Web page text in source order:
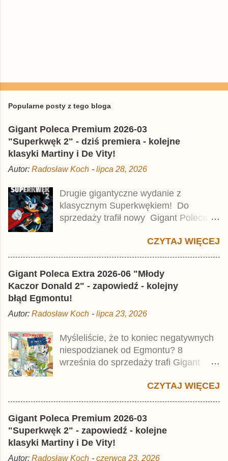
e
i
j
o
m
e
t
a
r
z
Popularne posty z tego bloga
Gigant Poleca Premium 2026-03
"Superkwęk 2" - dziś premiera - kolejne
klasyki Martiny i De Vity!
Autor: Radosław Koch - lipca 28, 2026
Drugie gigantyczne wydanie z
klasycznym Superkwękiem! Do
sprzedaży trafił nowy Gigant Poleca
Jest to kolejny 624-stronicowy tom z
wynosi 49,99 zł i zamówicie go także z
rabatem na Egmont.pl . Za przekład
odpowiadał Jacek Drewnowski.
Publikacja jest przedrukiem drugiego
Taschenbuch Phantomias Collection ,
który trafił do sprzedaży pod koniec
2025 roku.
CZYTAJ WIĘCEJ
Gigant Poleca Extra 2026-06 "Młody
Kaczor Donald 2" - zapowiedź - kolejny
błąd Egmontu!
Autor: Radosław Koch - lipca 23, 2026
Myśleliście, że to koniec negatywnych
niespodzianek od Egmontu? 8
września do sprzedaży trafi Gigant
Jednak wbrew temu, na co wskazuje
młodego Kaczora Donalda i jego
przyjaciół, lecz prawdopodobnie znajdą
się tam opowieści z wydań 9-10 .
CZYTAJ WIĘCEJ
Gigant Poleca Premium 2026-03
"Superkwęk 2" - zapowiedź - kolejne
klasyki Martiny i De Vity!
Autor: Radosław Koch - czerwca 23, 2026